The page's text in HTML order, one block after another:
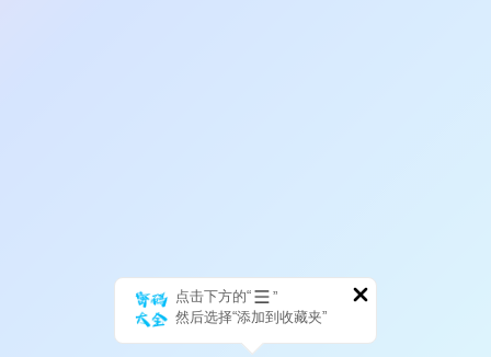
点击下方的“
”
然后选择“添加到收藏夹”